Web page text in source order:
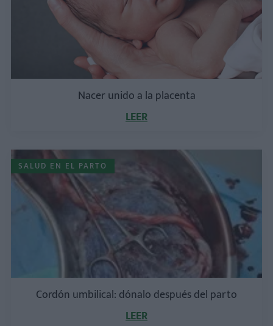
Nacer unido a la placenta
LEER
SALUD EN EL PARTO
Cordón umbilical: dónalo después del parto
LEER